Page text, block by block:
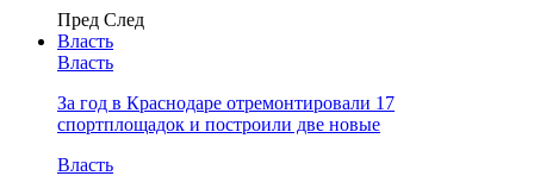
Пред След
Власть
Власть
За год в Краснодаре отремонтировали 17
спортплощадок и построили две новые
Власть